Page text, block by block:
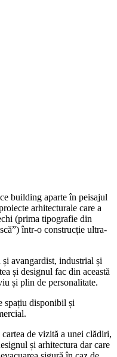
building aparte în peisajul
arhitecturale care a
(prima tipografie din
într-o construcție ultra-
avangardist, industrial și
și designul fac din această
și plin de personalitate.
spațiu disponibil și
de vizită a unei clădiri,
și arhitectura dar care